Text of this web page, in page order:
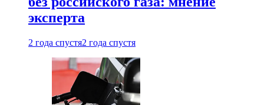
эксперта
2 года спустя2 года спустя